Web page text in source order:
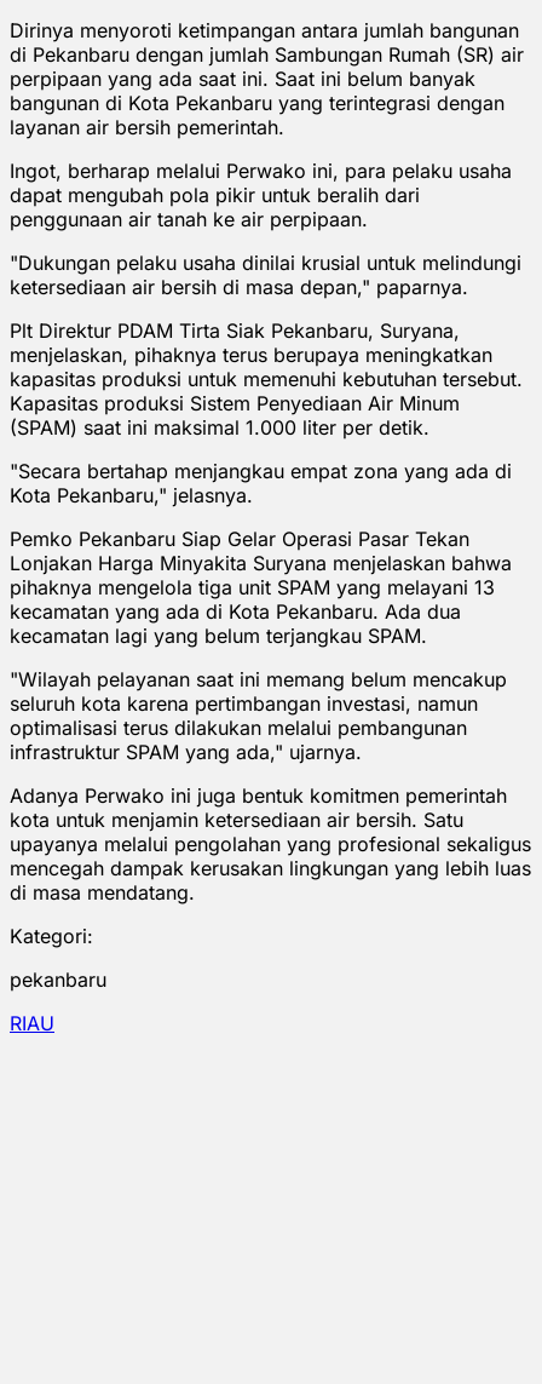
Dirinya menyoroti ketimpangan antara jumlah bangunan
di Pekanbaru dengan jumlah Sambungan Rumah (SR) air
perpipaan yang ada saat ini. Saat ini belum banyak
bangunan di Kota Pekanbaru yang terintegrasi dengan
layanan air bersih pemerintah.
Ingot, berharap melalui Perwako ini, para pelaku usaha
dapat mengubah pola pikir untuk beralih dari
penggunaan air tanah ke air perpipaan.
"Dukungan pelaku usaha dinilai krusial untuk melindungi
ketersediaan air bersih di masa depan," paparnya.
Plt Direktur PDAM Tirta Siak Pekanbaru, Suryana,
menjelaskan, pihaknya terus berupaya meningkatkan
kapasitas produksi untuk memenuhi kebutuhan tersebut.
Kapasitas produksi Sistem Penyediaan Air Minum
(SPAM) saat ini maksimal 1.000 liter per detik.
"Secara bertahap menjangkau empat zona yang ada di
Kota Pekanbaru," jelasnya.
Pemko Pekanbaru Siap Gelar Operasi Pasar Tekan
Lonjakan Harga Minyakita Suryana menjelaskan bahwa
pihaknya mengelola tiga unit SPAM yang melayani 13
kecamatan yang ada di Kota Pekanbaru. Ada dua
kecamatan lagi yang belum terjangkau SPAM.
"Wilayah pelayanan saat ini memang belum mencakup
seluruh kota karena pertimbangan investasi, namun
optimalisasi terus dilakukan melalui pembangunan
infrastruktur SPAM yang ada," ujarnya.
Adanya Perwako ini juga bentuk komitmen pemerintah
kota untuk menjamin ketersediaan air bersih. Satu
upayanya melalui pengolahan yang profesional sekaligus
mencegah dampak kerusakan lingkungan yang lebih luas
di masa mendatang.
Kategori:
pekanbaru
RIAU